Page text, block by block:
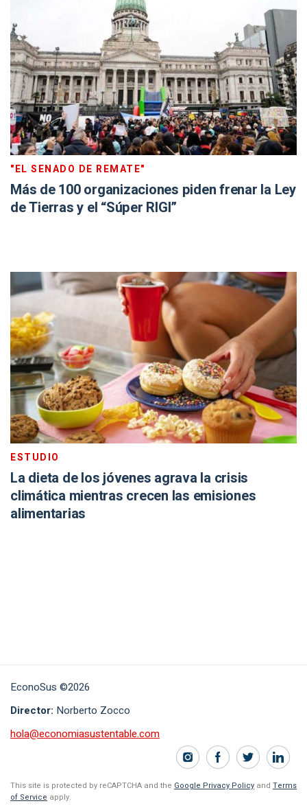
"EL SENADO DE REMATE"
Más de 100 organizaciones piden frenar la Ley
de Tierras y el “Súper RIGI”
ESTUDIO
La dieta de los jóvenes agrava la crisis
climática mientras crecen las emisiones
alimentarias
EconoSus ©2026
Director: Norberto Zocco
hola@economiasustentable.com
This site is protected by reCAPTCHA and the Google Privacy Policy and Terms
of Service apply.